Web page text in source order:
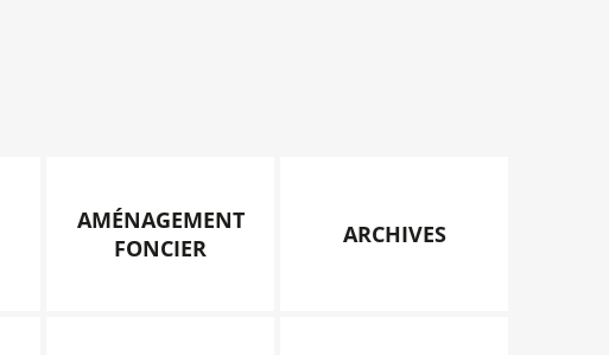
AMÉNAGEMENT
FONCIER
ARCHIVES